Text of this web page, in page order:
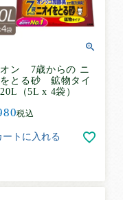
オン 7歳からの ニ
とる砂 鉱物タイ
（5L x 4袋）
税込
ートに入れる